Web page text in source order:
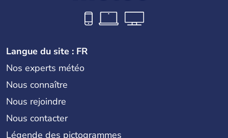
Langue du site : FR
Nos experts météo
Nous connaître
Nous rejoindre
Nous contacter
Légende des pictogrammes